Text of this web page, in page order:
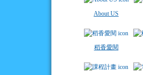
About US
稻香愛閱